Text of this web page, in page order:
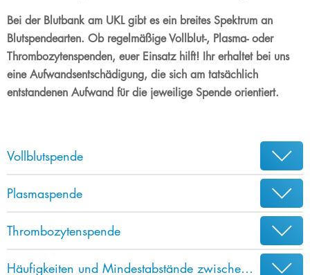
Bei der Blutbank am UKL gibt es ein breites Spektrum an
Blutspendearten. ​​​​​Ob regelmäßige Vollblut-, Plasma- oder
Thrombozytenspenden, euer Einsatz hilft! Ihr erhaltet bei uns
eine Aufwandsentschädigung, die sich am tatsächlich
entstandenen Aufwand für die jeweilige Spende orientiert.
Vollblutspende
Plasmaspende
Thrombozytenspende
Häufigkeiten und Mindestabstände zwischen den Spendearten